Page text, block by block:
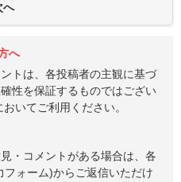
へ
トは、各投稿者の主観に基づ
性を保証するものではござい
いてご利用ください。
・コメントがある場合は、各
ォーム)からご返信いただけ